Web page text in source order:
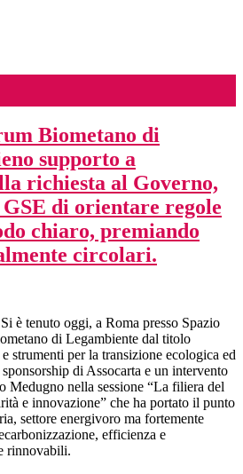
Biometano di
supporto a
richiesta al Governo,
di orientare regole
chiaro, premiando
circolari.
è tenuto oggi, a Roma presso Spazio
di Legambiente dal titolo
strumenti per la transizione ecologica ed
di Assocarta e un intervento
Medugno nella sessione “La filiera del
e innovazione” che ha portato il punto
settore energivoro ma fortemente
efficienza e
rinnovabili.